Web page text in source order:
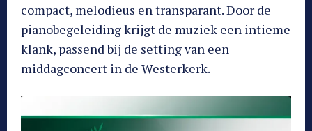
compact, melodieus en transparant. Door de
pianobegeleiding krijgt de muziek een intieme
klank, passend bij de setting van een
middagconcert in de Westerkerk.